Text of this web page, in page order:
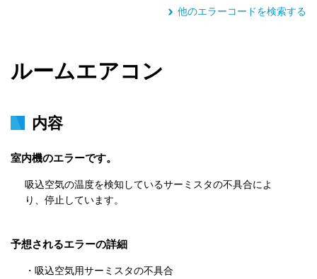
他のエラーコードを検索する
ルームエアコン
内容
室内機のエラーです。
吸込空気の温度を検知しているサーミスタの不具合によ
り、停止しています。
予想されるエラーの詳細
・吸込空気用サーミスタの不具合